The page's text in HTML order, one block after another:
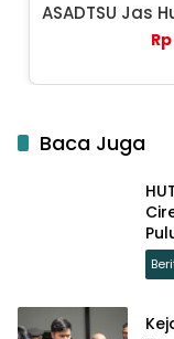
ASADTSU Jas
Baca Juga